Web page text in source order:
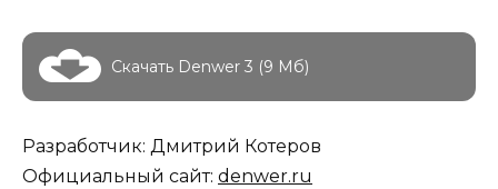
Скачать Denwer 3 (9 Мб)
Разработчик: Дмитрий Котеров
Официальный сайт: denwer.ru